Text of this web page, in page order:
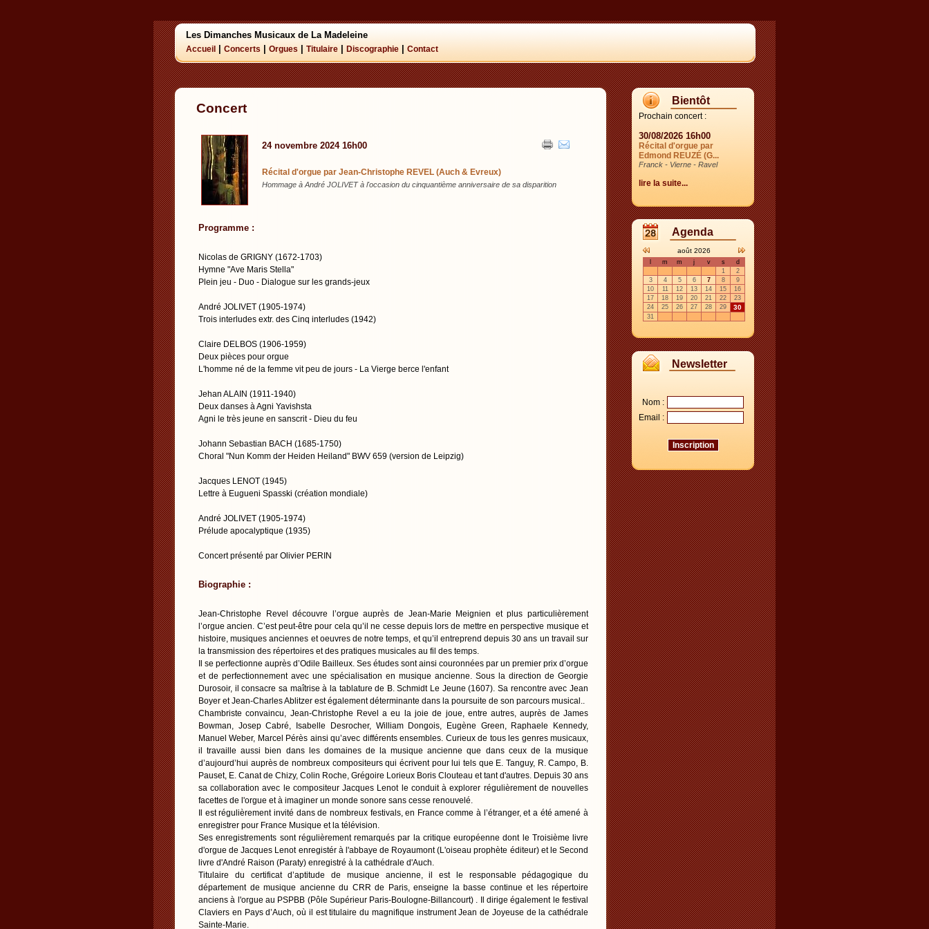
Les Dimanches Musicaux de La Madeleine
Accueil Concerts Orgues Titulaire Discographie Contact
Concert
24 novembre 2024 16h00
Récital d'orgue par Jean-Christophe REVEL (Auch & Evreux)
Hommage à André JOLIVET à l'occasion du cinquantième anniversaire de sa disparition
Programme :
Nicolas de GRIGNY (1672-1703)
Hymne "Ave Maris Stella"
Plein jeu - Duo - Dialogue sur les grands-jeux
André JOLIVET (1905-1974)
Trois interludes extr. des Cinq interludes (1942)
Claire DELBOS (1906-1959)
Deux pièces pour orgue
L'homme né de la femme vit peu de jours - La Vierge berce l'enfant
Jehan ALAIN (1911-1940)
Deux danses à Agni Yavishsta
Agni le très jeune en sanscrit - Dieu du feu
Johann Sebastian BACH (1685-1750)
Choral "Nun Komm der Heiden Heiland" BWV 659 (version de Leipzig)
Jacques LENOT (1945)
Lettre à Eugueni Spasski (création mondiale)
André JOLIVET (1905-1974)
Prélude apocalyptique (1935)
Concert présenté par Olivier PERIN
Biographie :
Jean-Christophe Revel découvre l’orgue auprès de Jean-Marie Meignien et plus particulièrement
l’orgue ancien. C’est peut-être pour cela qu’il ne cesse depuis lors de mettre en perspective musique et
histoire, musiques anciennes et oeuvres de notre temps, et qu’il entreprend depuis 30 ans un travail sur
la transmission des répertoires et des pratiques musicales au fil des temps.
Il se perfectionne auprès d’Odile Bailleux. Ses études sont ainsi couronnées par un premier prix d’orgue
et de perfectionnement avec une spécialisation en musique ancienne. Sous la direction de Georgie
Durosoir, il consacre sa maîtrise à la tablature de B. Schmidt Le Jeune (1607). Sa rencontre avec Jean
Boyer et Jean-Charles Ablitzer est également déterminante dans la poursuite de son parcours musical..
Chambriste convaincu, Jean-Christophe Revel a eu la joie de joue, entre autres, auprès de James
Bowman, Josep Cabré, Isabelle Desrocher, William Dongois, Eugène Green, Raphaele Kennedy,
Manuel Weber, Marcel Pérès ainsi qu’avec différents ensembles. Curieux de tous les genres musicaux,
il travaille aussi bien dans les domaines de la musique ancienne que dans ceux de la musique
d’aujourd’hui auprès de nombreux compositeurs qui écrivent pour lui tels que E. Tanguy, R. Campo, B.
Pauset, E. Canat de Chizy, Colin Roche, Grégoire Lorieux Boris Clouteau et tant d'autres. Depuis 30 ans
sa collaboration avec le compositeur Jacques Lenot le conduit à explorer régulièrement de nouvelles
facettes de l'orgue et à imaginer un monde sonore sans cesse renouvelé.
Il est régulièrement invité dans de nombreux festivals, en France comme à l’étranger, et a été amené à
enregistrer pour France Musique et la télévision.
Ses enregistrements sont régulièrement remarqués par la critique européenne dont le Troisième livre
d'orgue de Jacques Lenot enregistér à l'abbaye de Royaumont (L'oiseau prophète éditeur) et le Second
livre d'André Raison (Paraty) enregistré à la cathédrale d'Auch.
Titulaire du certificat d’aptitude de musique ancienne, il est le responsable pédagogique du
département de musique ancienne du CRR de Paris, enseigne la basse continue et les répertoire
anciens à l'orgue au PSPBB (Pôle Supérieur Paris-Boulogne-Billancourt) . Il dirige également le festival
Claviers en Pays d’Auch, où il est titulaire du magnifique instrument Jean de Joyeuse de la cathédrale
Sainte-Marie.
Bientôt
Prochain concert :
30/08/2026 16h00
Récital d'orgue par
Edmond REUZÉ (G...
Franck - Vierne - Ravel
lire la suite...
Agenda
août 2026
m m j v s
d
1
2
3
4 5 6 7 8
9
10
11 12 13 14 15
16
17
18 19 20 21 22
23
24
25 26 27 28 29 30
31
Newsletter
Nom :
Email :